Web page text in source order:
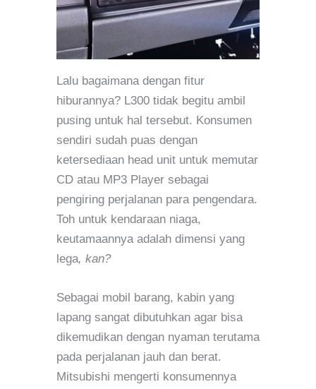
Lalu bagaimana dengan fitur
hiburannya? L300 tidak begitu ambil
pusing untuk hal tersebut. Konsumen
sendiri sudah puas dengan
ketersediaan head unit untuk memutar
CD atau MP3 Player sebagai
pengiring perjalanan para pengendara.
Toh untuk kendaraan niaga,
keutamaannya adalah dimensi yang
lega, kan?
Sebagai mobil barang, kabin yang
lapang sangat dibutuhkan agar bisa
dikemudikan dengan nyaman terutama
pada perjalanan jauh dan berat.
Mitsubishi mengerti konsumennya